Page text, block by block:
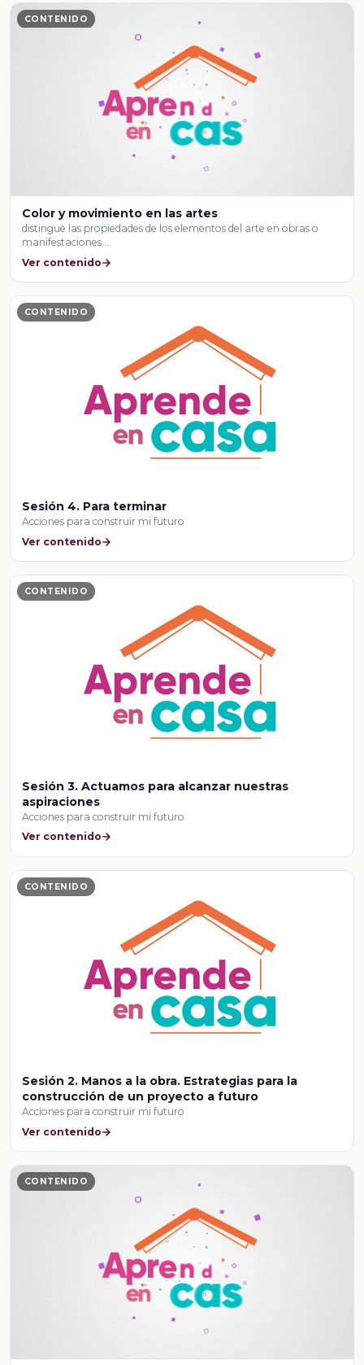
CONTENIDO
Color y movimiento en las artes
distingue las propiedades de los elementos del arte en obras o
manifestaciones …
Ver contenido
CONTENIDO
Sesión 4. Para terminar
Acciones para construir mi futuro
Ver contenido
CONTENIDO
Sesión 3. Actuamos para alcanzar nuestras
aspiraciones
Acciones para construir mi futuro
Ver contenido
CONTENIDO
Sesión 2. Manos a la obra. Estrategias para la
construcción de un proyecto a futuro
Acciones para construir mi futuro
Ver contenido
CONTENIDO